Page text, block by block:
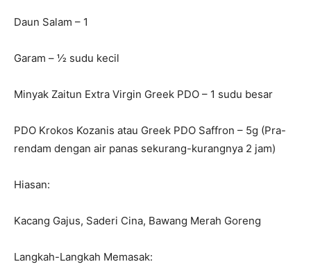
Daun Salam – 1
Garam – 1⁄2 sudu kecil
Minyak Zaitun Extra Virgin Greek PDO – 1 sudu besar
PDO Krokos Kozanis atau Greek PDO Saffron – 5g (Pra-
rendam dengan air panas sekurang-kurangnya 2 jam)
Hiasan:
Kacang Gajus, Saderi Cina, Bawang Merah Goreng
Langkah-Langkah Memasak: